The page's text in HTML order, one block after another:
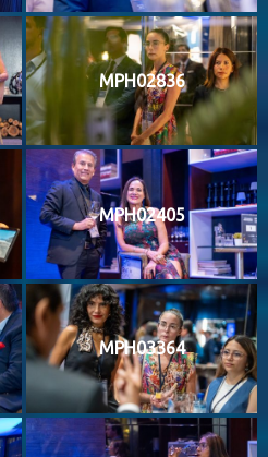
MPH02836
MPH02405
MPH03364